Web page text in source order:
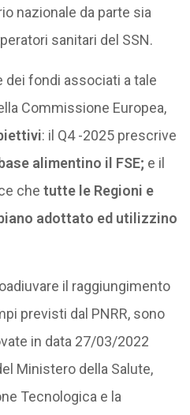
nazionale da parte sia
sanitari del SSN.
dei fondi associati a tale
Commissione Europea,
: il Q4 -2025 prescrive
alimentino il FSE; e il
che tutte le Regioni e
adottato ed utilizzino
il raggiungimento
previsti dal PNRR, sono
in data 27/03/2022
Ministero della Salute,
Tecnologica e la